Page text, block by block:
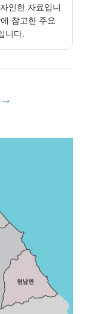
인한 자료입니
참고한 주요
니다.
→